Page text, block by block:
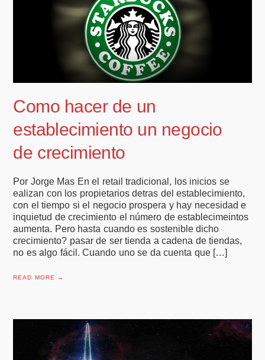
Como hacer de un
establecimiento un negocio
de crecimiento
Por Jorge Mas En el retail tradicional, los inicios se
ealizan con los propietarios detras del establecimiento,
con el tiempo si el negocio prospera y hay necesidad e
inquietud de crecimiento el número de establecimeintos
aumenta. Pero hasta cuando es sostenible dicho
crecimiento? pasar de ser tienda a cadena de tiendas,
no es algo fácil. Cuando uno se da cuenta que […]
READ MORE →